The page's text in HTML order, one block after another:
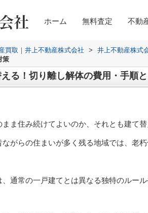
ホーム 無料査定 不動
買取｜井上不動産株式会社 > 井上不動産株式
策
る！切り離し解体の費用・手順
ま住み続けてよいのか、それとも建て
がらの住まいが多く残る地域では、老
、通常の一戸建てとは異なる独特のルー